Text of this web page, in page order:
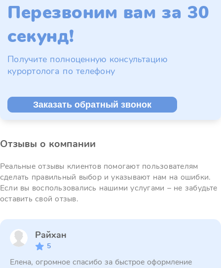
Перезвоним вам за 30
секунд!
Получите полноценную консультацию
курортолога по телефону
Заказать обратный звонок
Отзывы о компании
Реальные отзывы клиентов помогают пользователям
сделать правильный выбор и указывают нам на ошибки.
Если вы воспользовались нашими услугами – не забудьте
оставить свой отзыв.
Райхан
5
Елена, огромное спасибо за быстрое оформление